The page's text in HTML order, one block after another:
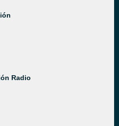
Radio